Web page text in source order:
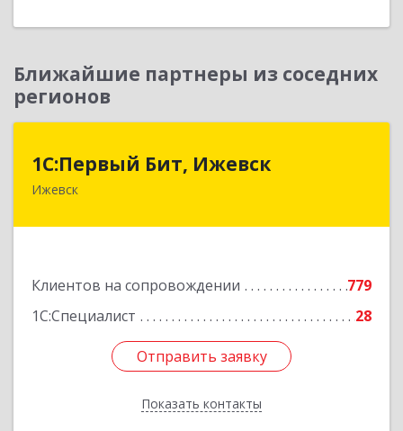
Ближайшие партнеры из соседних
регионов
1С:Первый Бит, Ижевск
Ижевск
Клиентов на сопровождении
779
1С:Специалист
28
Отправить заявку
Показать контакты
1С:Первый Бит, Ижевск
Отправить заявку
Назад